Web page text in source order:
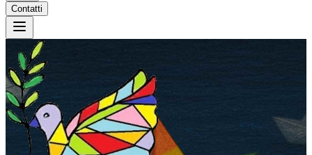
Contatti